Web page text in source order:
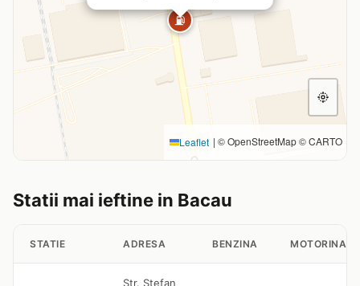
⛽
Leaflet | © OpenStreetMap © CARTO
Statii mai ieftine in Bacau
STATIE ADRESA BENZINA MOTORINA
Str. Stefan